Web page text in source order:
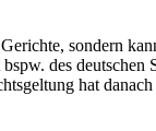
sondern
des
hat